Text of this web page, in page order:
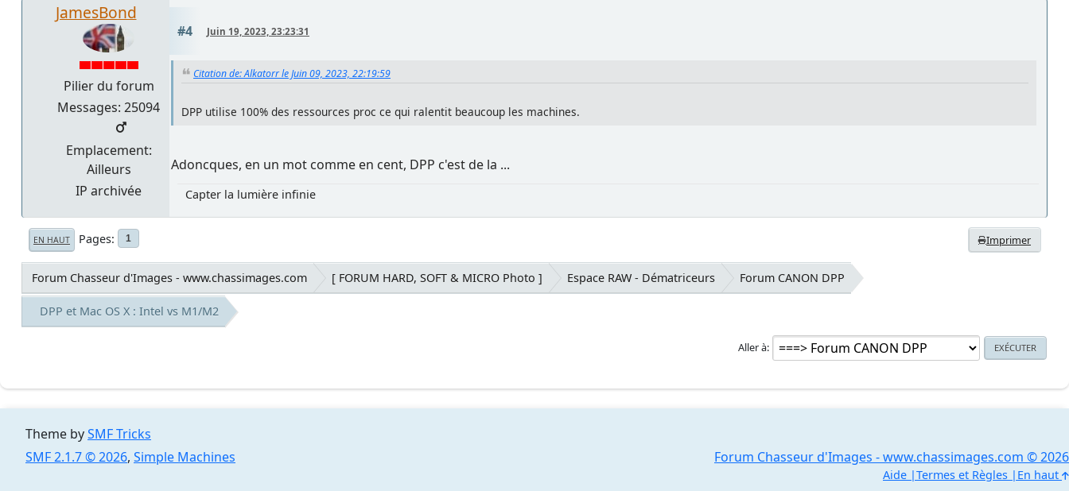
JamesBond
Pilier du forum
Messages: 25094
Emplacement:
Ailleurs
IP archivée
#4 Juin 19, 2023, 23:23:31
Citation de: Alkatorr le Juin 09, 2023, 22:19:59
DPP utilise 100% des ressources proc ce qui ralentit beaucoup les machines.
Adoncques, en un mot comme en cent, DPP c'est de la ...
Capter la lumière infinie
Imprimer
EN HAUT Pages 1
Forum Chasseur d'Images - www.chassimages.com [ FORUM HARD, SOFT & MICRO Photo ] Espace RAW - Dématriceurs Forum CANON DPP
DPP et Mac OS X : Intel vs M1/M2
Aller à
Theme bySMF Tricks
SMF 2.1.7 © 2026, Simple Machines Forum Chasseur d'Images - www.chassimages.com © 2026
Aide Termes et Règles En haut